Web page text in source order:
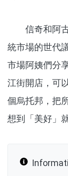
信奇和阿古
統市場的世代
市場阿姨們分
江街開店，可
個烏托邦，把
想到「美好」